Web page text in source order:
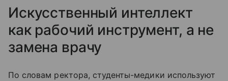
Искусственный интеллект
как рабочий инструмент, а не
замена врачу
По словам ректора, студенты-медики используют